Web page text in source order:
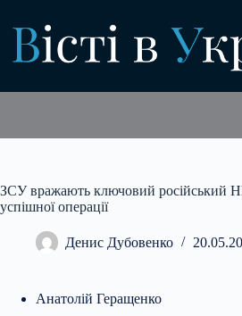
вмісту
ЗСУ вражають ключовий російський
успішної операції
Денис Дубовенко
Анатолій Геращенко